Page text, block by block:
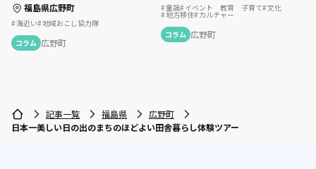
福島県広野町
海近い 地域おこし協力隊
コラム 広野町
童謡 イベント 教育 子育て 文化
地方移住 カルチャー
コラム 広野町
記事一覧 福島県
広野町
日本一美しい日の出のまちのほどよい田舎暮らし体験ツアー